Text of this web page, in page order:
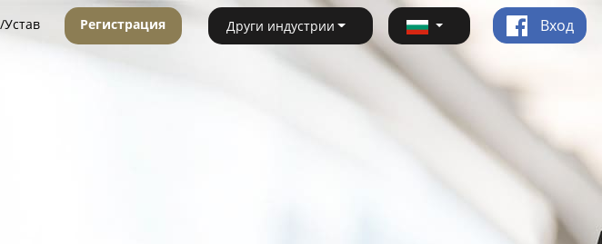
Устав Регистрация Други индустрии Вход